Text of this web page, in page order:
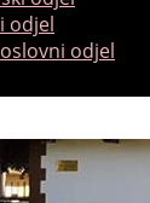
odjel
odjel